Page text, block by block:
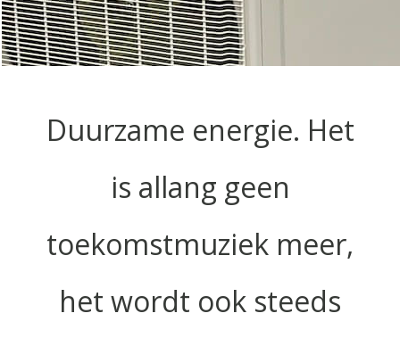
Duurzame energie. Het
is allang geen
toekomstmuziek meer,
het wordt ook steeds